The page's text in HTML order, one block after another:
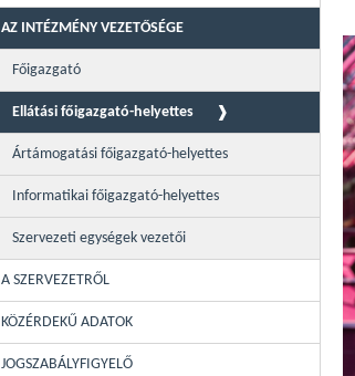
AZ INTÉZMÉNY VEZETŐSÉGE
Főigazgató
Ellátási főigazgató-helyettes
Ártámogatási főigazgató-helyettes
Informatikai főigazgató-helyettes
Szervezeti egységek vezetői
A SZERVEZETRŐL
KÖZÉRDEKŰ ADATOK
JOGSZABÁLYFIGYELŐ